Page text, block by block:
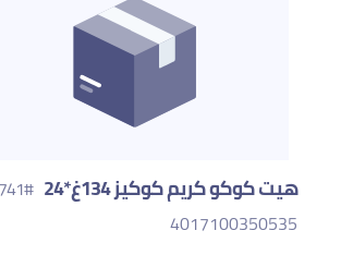
هيت كوكو كريم كوكيز 134غ*24
#204741
4017100350535